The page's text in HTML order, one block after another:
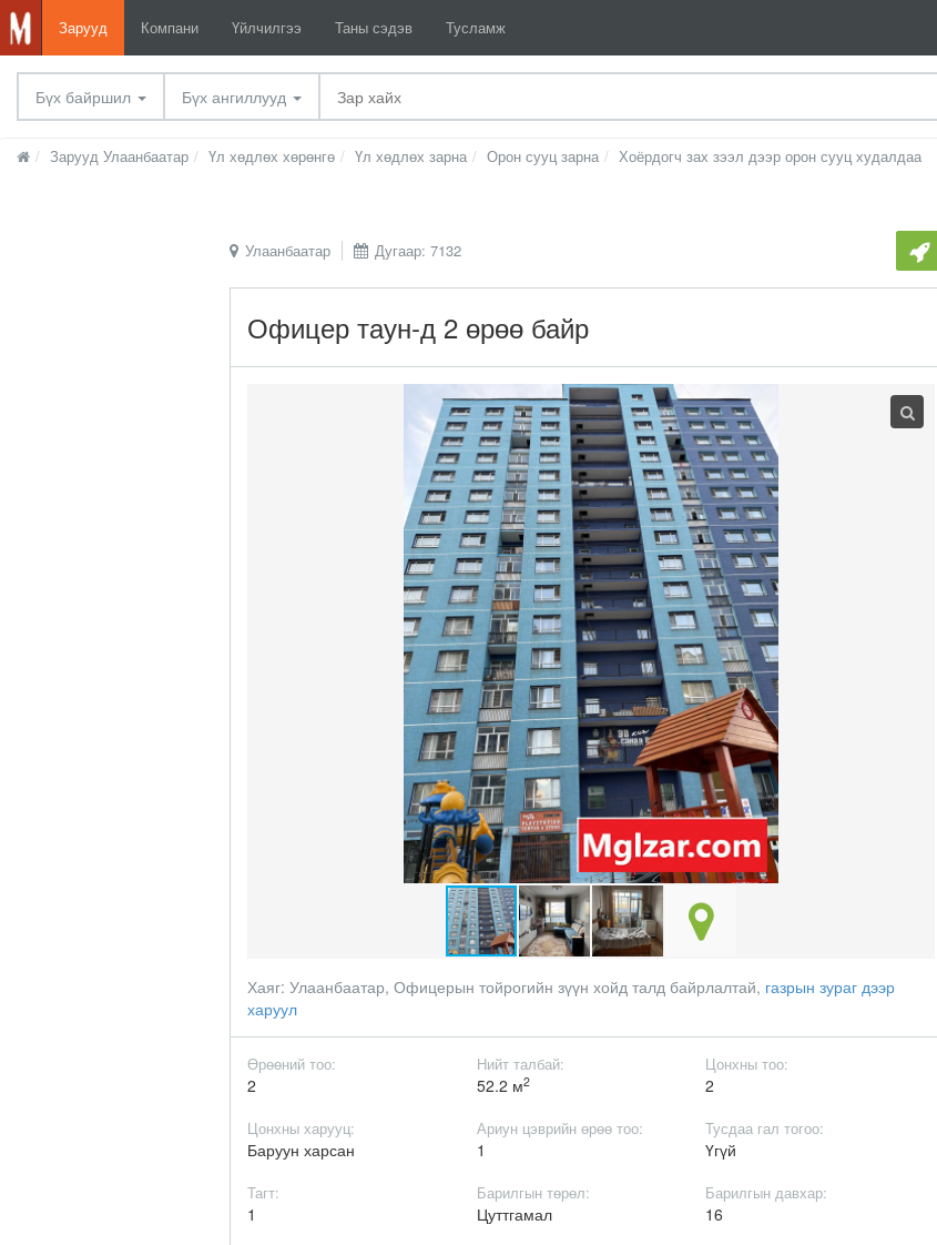
Зарууд Компани Үйлчилгээ Таны сэдэв Тусламж
Бүх байршил Бүх ангиллууд
Зарууд Улаанбаатар Үл хөдлөх хөрөнгө Үл хөдлөх зарна Орон сууц зарна Хоёрдогч зах зээл дээр орон сууц худалдаа
Улаанбаатар Дугаар: 7132
Офицер таун-д 2 өрөө байр
Хаяг: Улаанбаатар, Офицерын тойрогийн зүүн хойд талд байрлалтай, газрын зураг дээр
харуул
Өрөөний тоо:
2
Нийт талбай:
52.2 м2
Цонхны тоо:
2
Цонхны харууц:
Баруун харсан
Ариун цэврийн өрөө тоо:
1
Тусдаа гал тогоо:
Үгүй
Тагт:
1
Барилгын төрөл:
Цуттгамал
Барилгын давхар:
16